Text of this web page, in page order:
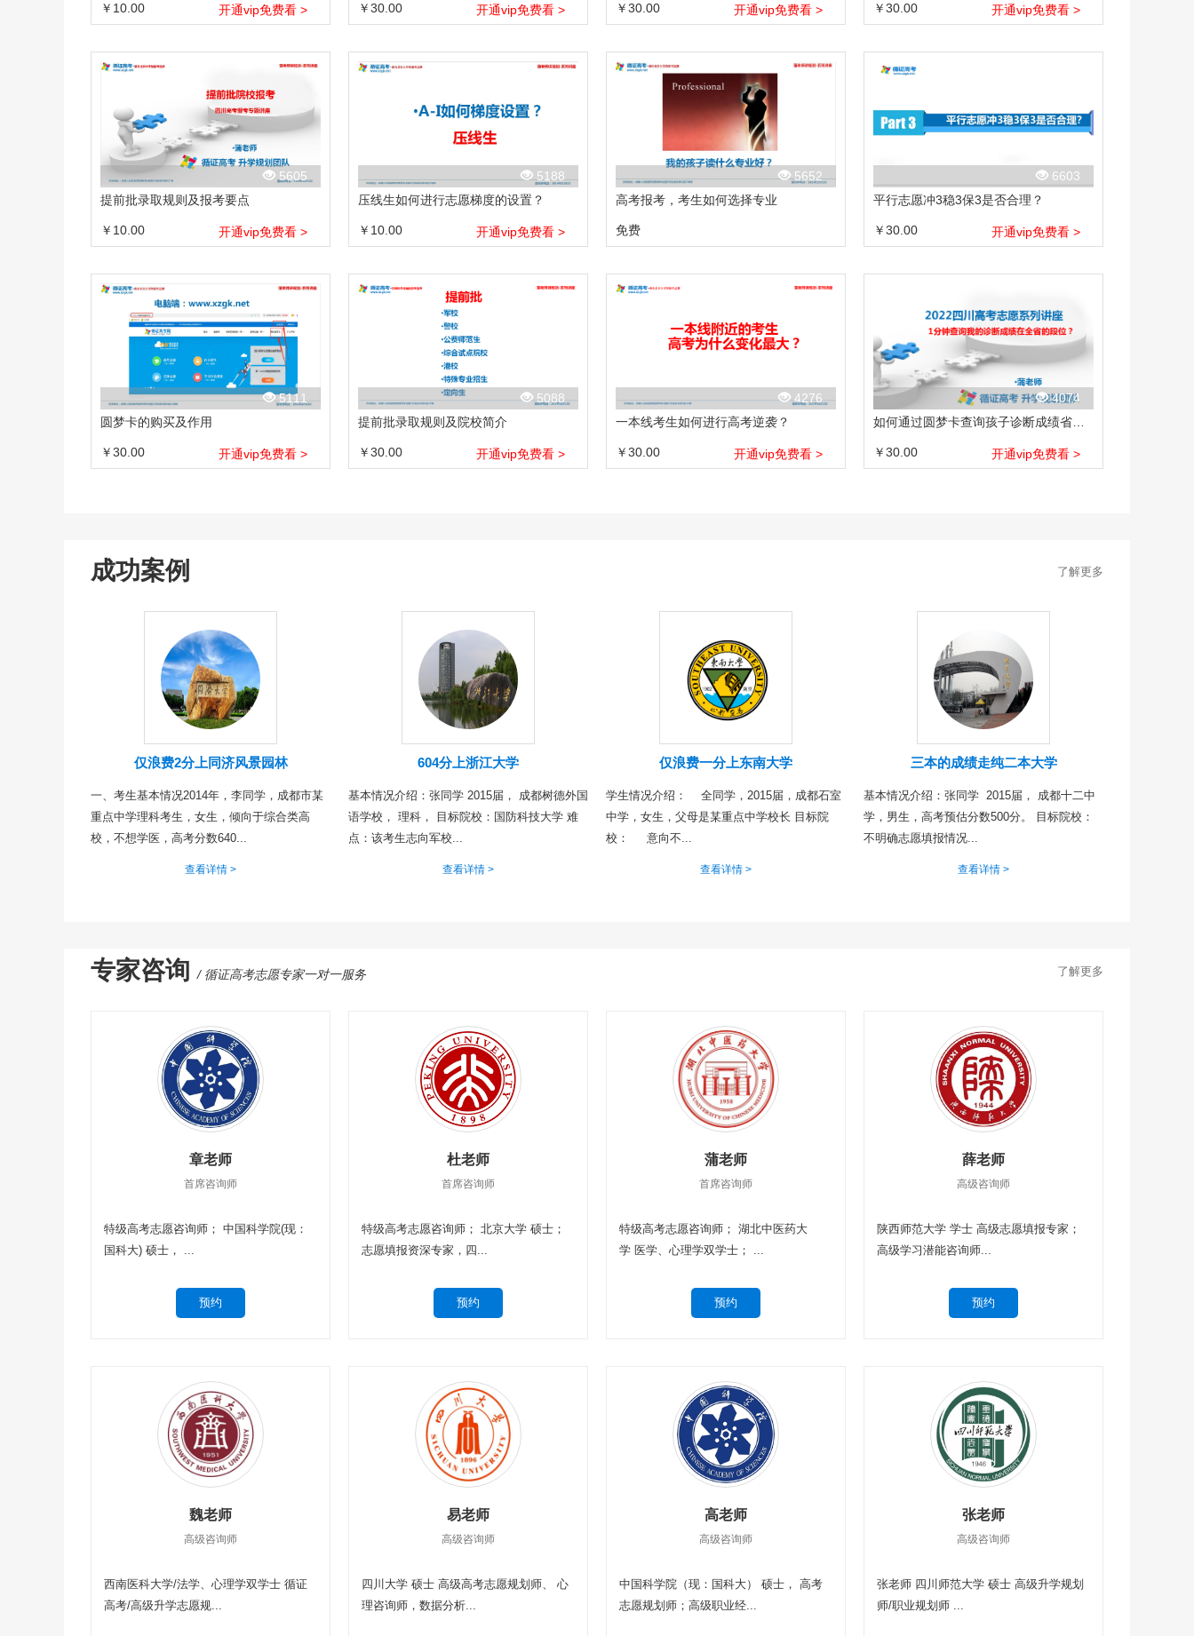
￥10.00 开通vip免费看 > ￥30.00 开通vip免费看 > ￥30.00 开通vip免费看 > ￥30.00 开通vip免费看 >
5605
提前批录取规则及报考要点
￥10.00 开通vip免费看 >
5188
压线生如何进行志愿梯度的设置？
￥10.00 开通vip免费看 >
5652
高考报考，考生如何选择专业
免费
6603
平行志愿冲3稳3保3是否合理？
￥30.00 开通vip免费看 >
5111
圆梦卡的购买及作用
￥30.00 开通vip免费看 >
5088
提前批录取规则及院校简介
￥30.00 开通vip免费看 >
4276
一本线考生如何进行高考逆袭？
￥30.00 开通vip免费看 >
4074
￥30.00 开通vip免费看 >
成功案例 了解更多
仅浪费2分上同济风景园林
一、考生基本情况2014年，李同学，成都市某
重点中学理科考生，女生，倾向于综合类高
校，不想学医，高考分数640...
查看详情 >
604分上浙江大学
基本情况介绍：张同学 2015届， 成都树德外国
语学校， 理科， 目标院校：国防科技大学 难
点：该考生志向军校...
查看详情 >
仅浪费一分上东南大学
学生情况介绍： 全同学，2015届，成都石室
中学，女生，父母是某重点中学校长 目标院
校： 意向不...
查看详情 >
三本的成绩走纯二本大学
基本情况介绍：张同学 2015届， 成都十二中
学，男生，高考预估分数500分。 目标院校：
不明确志愿填报情况...
查看详情 >
专家咨询 / 循证高考志愿专家一对一服务 了解更多
章老师
首席咨询师
特级高考志愿咨询师； 中国科学院(现：
国科大) 硕士， ...
杜老师
首席咨询师
特级高考志愿咨询师； 北京大学 硕士；
志愿填报资深专家，四...
蒲老师
首席咨询师
特级高考志愿咨询师； 湖北中医药大
学 医学、心理学双学士； ...
薛老师
高级咨询师
陕西师范大学 学士 高级志愿填报专家；
高级学习潜能咨询师...
魏老师
高级咨询师
西南医科大学/法学、心理学双学士 循证
高考/高级升学志愿规...
易老师
高级咨询师
四川大学 硕士 高级高考志愿规划师、 心
理咨询师，数据分析...
高老师
高级咨询师
中国科学院（现：国科大） 硕士， 高考
志愿规划师；高级职业经...
张老师
高级咨询师
张老师 四川师范大学 硕士 高级升学规划
师/职业规划师 ...